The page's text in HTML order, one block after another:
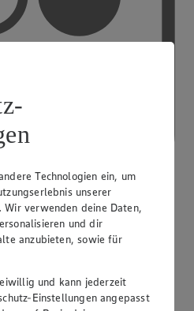
Technologien ein, um
unserer
Wir verwenden deine Daten,
und dir
anzubieten, sowie für
und kann jederzeit
Einstellungen angepasst